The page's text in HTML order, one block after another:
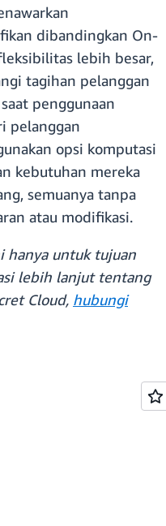
dibandingkan On-
lebih besar,
tagihan pelanggan
penggunaan
pelanggan
opsi komputasi
kebutuhan mereka
semuanya tanpa
atau modifikasi.
hanya untuk tujuan
lebih lanjut tentang
Cloud, hubungi